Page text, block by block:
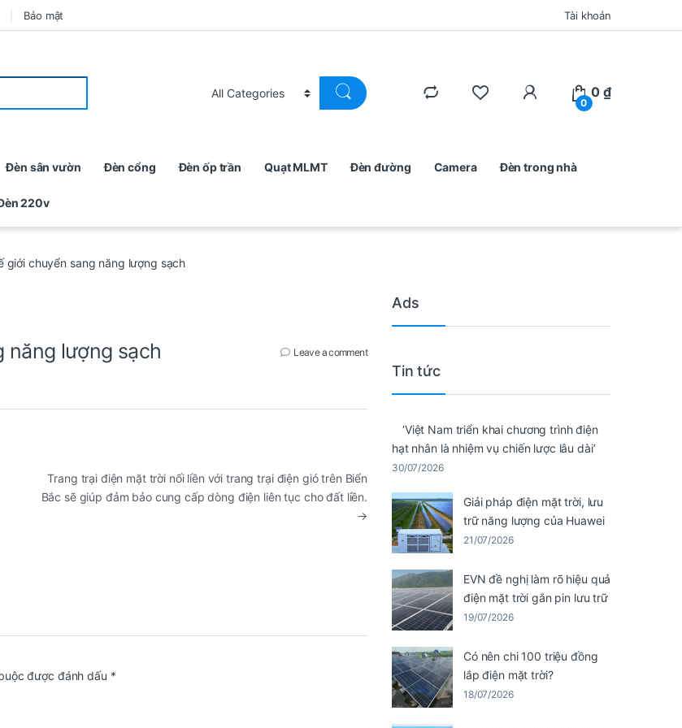
Bảo mật Tài khoản
0
0₫
Đèn sân vườn Đèn cổng Đèn ốp trần Quạt MLMT Đèn đường Camera Đèn trong nhà
220v
giới chuyển sang năng lượng sạch
lượng sạch Leave a comment
Trang trại điện mặt trời nối liền với trang trại điện gió trên Biển
Bắc sẽ giúp đảm bảo cung cấp dòng điện liên tục cho đất liền.
→
được đánh dấu *
Ads
Tin tức
‘Việt Nam triển khai chương trình điện
hạt nhân là nhiệm vụ chiến lược lâu dài’
30/07/2026
Giải pháp điện mặt trời, lưu
trữ năng lượng của Huawei
21/07/2026
EVN đề nghị làm rõ hiệu quả
điện mặt trời gắn pin lưu trữ
19/07/2026
Có nên chi 100 triệu đồng
lắp điện mặt trời?
18/07/2026